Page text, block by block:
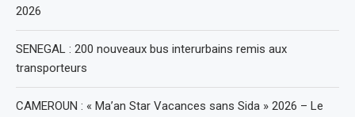
2026
SENEGAL : 200 nouveaux bus interurbains remis aux
transporteurs
CAMEROUN : « Ma’an Star Vacances sans Sida » 2026 – Le